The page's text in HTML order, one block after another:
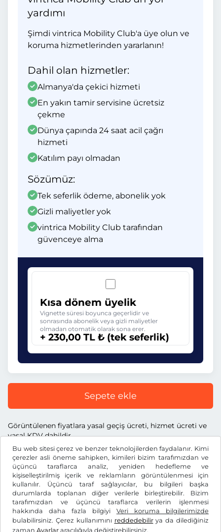
Bu web sitesi çerez ve benzer teknolojilerden faydalanır. Kimi
çerezler asli öneme sahipken, kimileri bizim tarafımızdan ve
üçüncü taraflarca analiz, yeniden hedefleme ve
kişiselleştirilmiş içerik ve reklamların görüntülenmesi için
kullanılır. Üçüncü taraf sağlayıcılar, bu bilgileri başka
durumlarda toplanan diğer verilerle birleştirebilir. Bizim
tarafımızdan ve üçüncü taraflarca verilerin işlenmesi
hakkında daha fazla bilgiyi Veri koruma bilgilerimizde
bulabilirsiniz. Çerez kullanımını reddedebilirya da dilediğiniz
zaman Ayarlar aracılığıyla değiştirebilirsiniz.
yardımı
Şimdi vintrica Mobility Club'a üye olun ve
koruma hizmetlerinden yararlanın!
Dahil olan hizmetler:
Almanya'da çekici hizmeti
En yakın tamir servisine ücretsiz
çekme
Dünya çapında 24 saat acil çağrı
hizmeti
Katılım payı olmadan
Sözümüz:
Tek seferlik ödeme, abonelik yok
Gizli maliyetler yok
vintrica Mobility Club tarafından
güvenceye alma
Kısa dönem üyelik
Vignette süresi boyunca geçerlidir ve
sonrasında abonelik veya gizli maliyetler
olmadan otomatik olarak sona erer.
+ 230,00 TL ₺ (tek seferlik)
Sepete ekle
Görüntülenen fiyatlara yasal geçiş ücreti, hizmet ücreti ve
yasal KDV dahildir.
TL ₺TRY
Facebook Instagram